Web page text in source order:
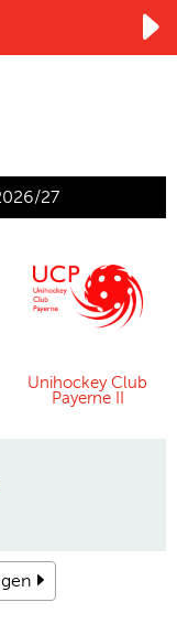
27
Unihockey Club
Payerne II